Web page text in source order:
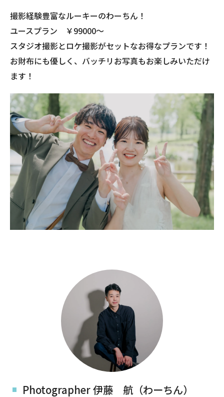
撮影経験豊富なルーキーのわーちん！
ユースプラン ￥99000〜
スタジオ撮影とロケ撮影がセットなお得なプランです！
お財布にも優しく、バッチリお写真もお楽しみいただけ
ます！
Photographer 伊藤 航（わーちん）